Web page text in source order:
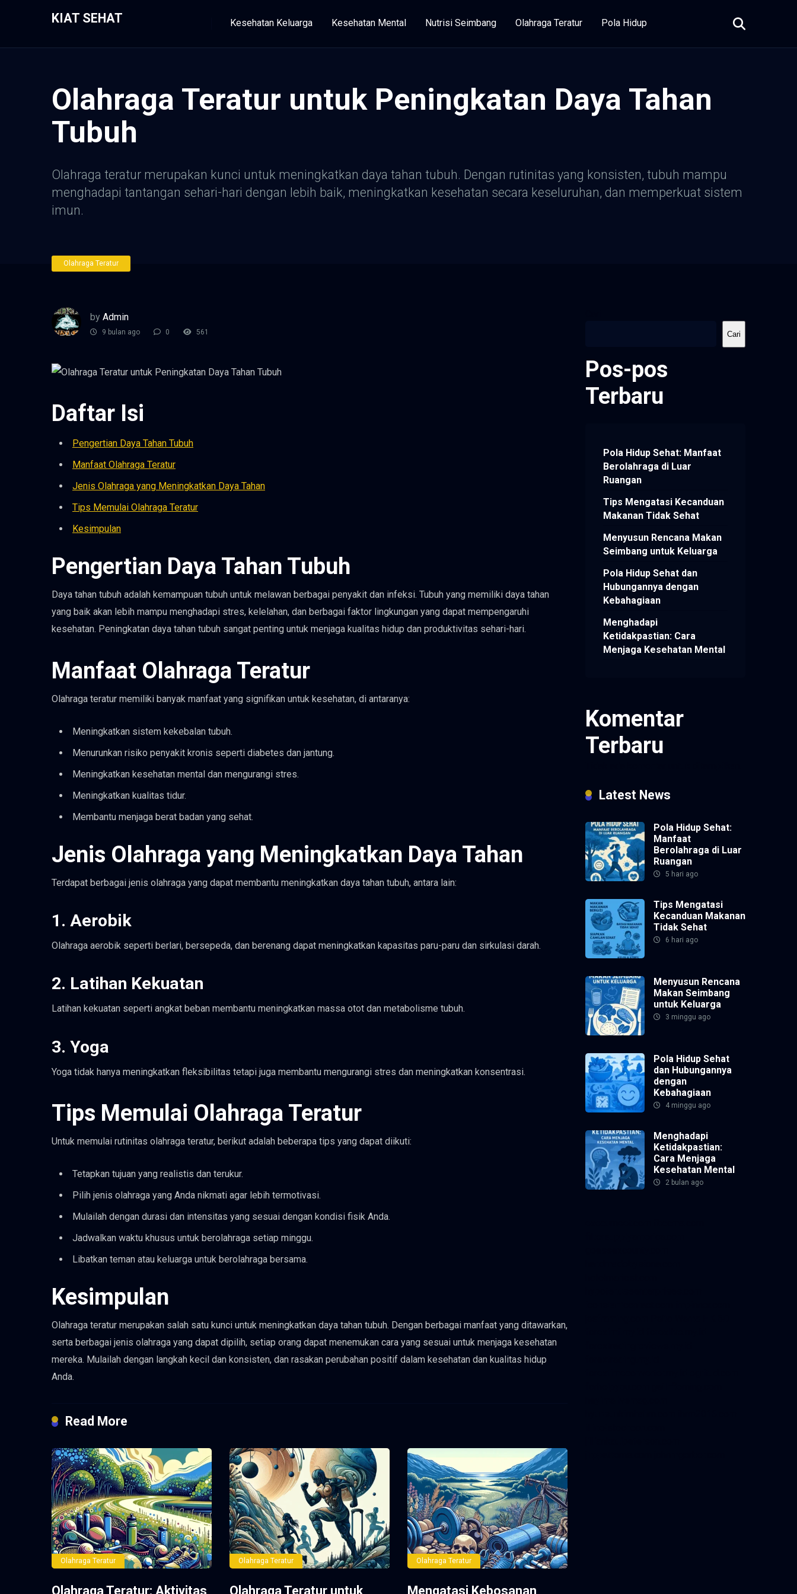
KIAT SEHAT Kesehatan Keluarga Kesehatan Mental Nutrisi Seimbang Olahraga Teratur Pola Hidup
Olahraga Teratur untuk Peningkatan Daya Tahan
Tubuh
Olahraga teratur merupakan kunci untuk meningkatkan daya tahan tubuh. Dengan rutinitas yang konsisten, tubuh mampu
menghadapi tantangan sehari-hari dengan lebih baik, meningkatkan kesehatan secara keseluruhan, dan memperkuat sistem
imun.
Olahraga Teratur
by Admin
9 bulan ago 0 561
Daftar Isi
Pengertian Daya Tahan Tubuh
Manfaat Olahraga Teratur
Jenis Olahraga yang Meningkatkan Daya Tahan
Tips Memulai Olahraga Teratur
Kesimpulan
Pengertian Daya Tahan Tubuh
Daya tahan tubuh adalah kemampuan tubuh untuk melawan berbagai penyakit dan infeksi. Tubuh yang memiliki daya tahan
yang baik akan lebih mampu menghadapi stres, kelelahan, dan berbagai faktor lingkungan yang dapat mempengaruhi
kesehatan. Peningkatan daya tahan tubuh sangat penting untuk menjaga kualitas hidup dan produktivitas sehari-hari.
Manfaat Olahraga Teratur
Olahraga teratur memiliki banyak manfaat yang signifikan untuk kesehatan, di antaranya:
Meningkatkan sistem kekebalan tubuh.
Menurunkan risiko penyakit kronis seperti diabetes dan jantung.
Meningkatkan kesehatan mental dan mengurangi stres.
Meningkatkan kualitas tidur.
Membantu menjaga berat badan yang sehat.
Jenis Olahraga yang Meningkatkan Daya Tahan
Terdapat berbagai jenis olahraga yang dapat membantu meningkatkan daya tahan tubuh, antara lain:
1. Aerobik
Olahraga aerobik seperti berlari, bersepeda, dan berenang dapat meningkatkan kapasitas paru-paru dan sirkulasi darah.
2. Latihan Kekuatan
Latihan kekuatan seperti angkat beban membantu meningkatkan massa otot dan metabolisme tubuh.
3. Yoga
Yoga tidak hanya meningkatkan fleksibilitas tetapi juga membantu mengurangi stres dan meningkatkan konsentrasi.
Tips Memulai Olahraga Teratur
Untuk memulai rutinitas olahraga teratur, berikut adalah beberapa tips yang dapat diikuti:
Tetapkan tujuan yang realistis dan terukur.
Pilih jenis olahraga yang Anda nikmati agar lebih termotivasi.
Mulailah dengan durasi dan intensitas yang sesuai dengan kondisi fisik Anda.
Jadwalkan waktu khusus untuk berolahraga setiap minggu.
Libatkan teman atau keluarga untuk berolahraga bersama.
Kesimpulan
Olahraga teratur merupakan salah satu kunci untuk meningkatkan daya tahan tubuh. Dengan berbagai manfaat yang ditawarkan,
serta berbagai jenis olahraga yang dapat dipilih, setiap orang dapat menemukan cara yang sesuai untuk menjaga kesehatan
mereka. Mulailah dengan langkah kecil dan konsisten, dan rasakan perubahan positif dalam kesehatan dan kualitas hidup
Anda.
Read More
Olahraga Teratur
Olahraga Teratur: Aktivitas
Olahraga Teratur
Olahraga Teratur untuk
Olahraga Teratur
Mengatasi Kebosanan
Cari
Pos-pos
Terbaru
Pola Hidup Sehat: Manfaat
Berolahraga di Luar
Ruangan
Tips Mengatasi Kecanduan
Makanan Tidak Sehat
Menyusun Rencana Makan
Seimbang untuk Keluarga
Pola Hidup Sehat dan
Hubungannya dengan
Kebahagiaan
Menghadapi
Ketidakpastian: Cara
Menjaga Kesehatan Mental
Komentar
Terbaru
Latest News
Pola Hidup Sehat:
Manfaat
Berolahraga di Luar
Ruangan
5 hari ago
Tips Mengatasi
Kecanduan Makanan
Tidak Sehat
6 hari ago
Menyusun Rencana
Makan Seimbang
untuk Keluarga
3 minggu ago
Pola Hidup Sehat
dan Hubungannya
dengan
Kebahagiaan
4 minggu ago
Menghadapi
Ketidakpastian:
Cara Menjaga
Kesehatan Mental
2 bulan ago